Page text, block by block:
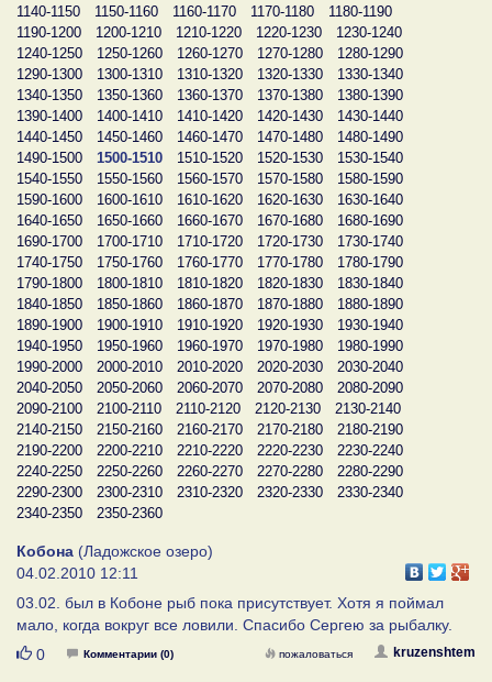
1140-1150
1150-1160 1160-1170 1170-1180
1180-1190
1190-1200
1200-1210 1210-1220 1220-1230
1230-1240
1240-1250
1250-1260 1260-1270 1270-1280
1280-1290
1290-1300
1300-1310 1310-1320 1320-1330
1330-1340
1340-1350
1350-1360 1360-1370 1370-1380
1380-1390
1390-1400
1400-1410 1410-1420 1420-1430
1430-1440
1440-1450
1450-1460 1460-1470 1470-1480
1480-1490
1490-1500
1500-1510 1510-1520 1520-1530
1530-1540
1540-1550
1550-1560 1560-1570 1570-1580
1580-1590
1590-1600
1600-1610 1610-1620 1620-1630
1630-1640
1640-1650
1650-1660 1660-1670 1670-1680
1680-1690
1690-1700
1700-1710 1710-1720 1720-1730
1730-1740
1740-1750
1750-1760 1760-1770 1770-1780
1780-1790
1790-1800
1800-1810 1810-1820 1820-1830
1830-1840
1840-1850
1850-1860 1860-1870 1870-1880
1880-1890
1890-1900
1900-1910 1910-1920 1920-1930
1930-1940
1940-1950
1950-1960 1960-1970 1970-1980
1980-1990
1990-2000
2000-2010 2010-2020 2020-2030
2030-2040
2040-2050
2050-2060 2060-2070 2070-2080
2080-2090
2090-2100
2100-2110 2110-2120 2120-2130
2130-2140
2140-2150
2150-2160 2160-2170 2170-2180
2180-2190
2190-2200
2200-2210 2210-2220 2220-2230
2230-2240
2240-2250
2250-2260 2260-2270 2270-2280
2280-2290
2290-2300
2300-2310 2310-2320 2320-2330
2330-2340
2340-2350
2350-2360
Кобона (Ладожское озеро)
04.02.2010 12:11
03.02. был в Кобоне рыб пока присутствует. Хотя я поймал
мало, когда вокруг все ловили. Спасибо Сергею за рыбалку.
Нравится
0 Комментарии (0) kruzenshtem
пожаловаться